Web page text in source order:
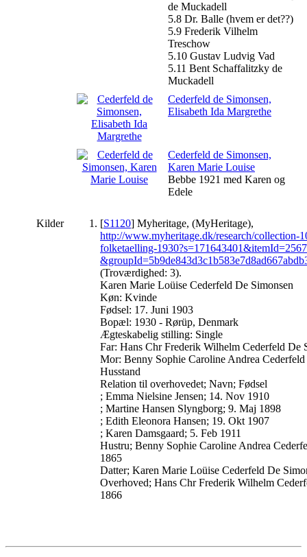
de Muckadell
5.8 Dr. Balle (hvem er det??)
5.9 Frederik Vilhelm
Treschow
5.10 Gustav Ludvig Vad
5.11 Bent Schaffalitzky de
Muckadell
Cederfeld de Simonsen,
Elisabeth Ida Margrethe
Cederfeld de Simonsen,
Karen Marie Louise
Bebbe 1921 med Karen og
Edele
Kilder [S1120] Myheritage, (MyHeritage),
http://www.myheritage.dk/research/collection-
folketaelling-
(Troværdighed: 3).
Karen Marie Loüise Cederfeld De Simonsen
Køn: Kvinde
Fødsel: 17. Juni 1903
Bopæl: 1930 - Rørüp, Denmark
Ægteskabelig stilling: Single
Far: Hans Chr Frederik Wilhelm Cederfeld De
Mor: Benny Sophie Caroline Andrea
Husstand
Relation til overhovedet; Navn; Fødsel
; Emma Nielsine Jensen; 14. Nov 1910
; Martine Hansen Slyngborg; 9. Maj 1898
; Edith Eleonora Hansen; 19. Okt 1907
; Karen Damsgaard; 5. Feb 1911
Hustru; Benny Sophie Caroline Andrea
1865
Datter; Karen Marie Loüise Cederfeld De
Overhoved; Hans Chr Frederik Wilhelm
1866